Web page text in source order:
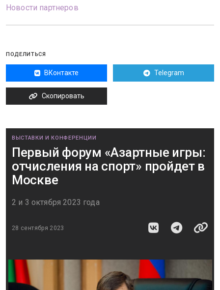
Новости партнеров
ПОДЕЛИТЬСЯ
ВКонтакте Telegram
Скопировать
ВЫСТАВКИ И КОНФЕРЕНЦИИ
Первый форум «Азартные игры:
отчисления на спорт» пройдет в
Москве
2 и 3 октября 2023 года
28 сентября 2023